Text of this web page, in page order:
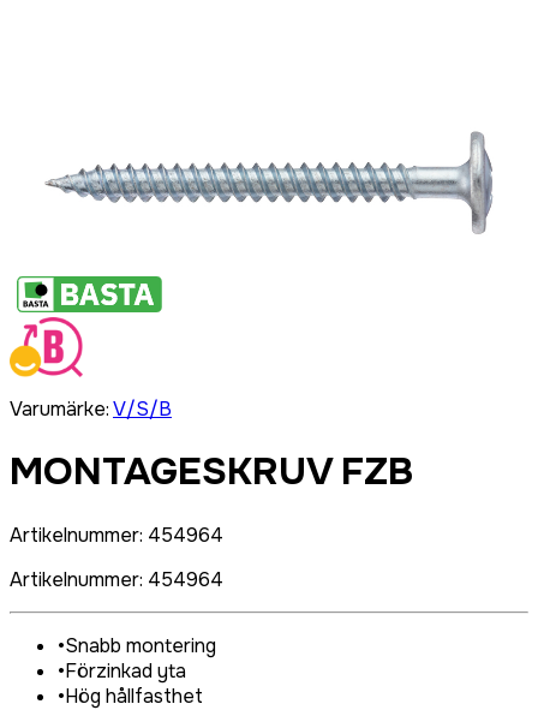
Varumärke:V/S/B
MONTAGESKRUV FZB
Artikelnummer: 454964
Artikelnummer: 454964
•Snabb montering
•Förzinkad yta
•Hög hållfasthet